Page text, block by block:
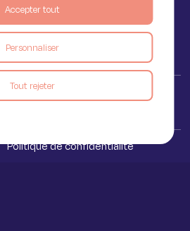
Personnaliser
Tout rejeter
Accepter tout
Voir le blog
Iakaa ™ 2023
Politique de confidentialité